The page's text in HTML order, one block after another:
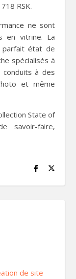
RSK.
ne sont
en vitrine. La
parfait état de
spécialisés à
à des
et même
State of
savoir-faire,
de site